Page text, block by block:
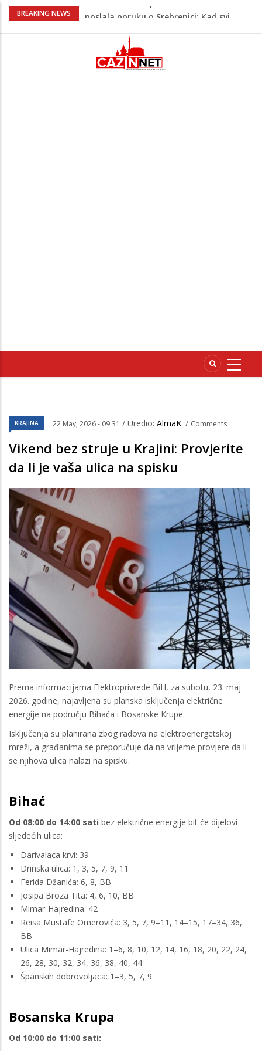
BREAKING NEWS
Na Ahiret preselio RAMIĆ (SAFETA) SENAD
BMW sa slovenskim tablicama završio u
rasvjetnom stubu
Evo gdje i kada nestaje struja u Krajini
KRAJINA 22 May, 2026 - 09:31 / Uredio: AlmaK. / Comments
Vikend bez struje u Krajini: Provjerite
da li je vaša ulica na spisku
Prema informacijama Elektroprivrede BiH, za subotu, 23. maj
2026. godine, najavljena su planska isključenja električne
energije na području Bihaća i Bosanske Krupe.
Isključenja su planirana zbog radova na elektroenergetskoj
mreži, a građanima se preporučuje da na vrijeme provjere da li
se njihova ulica nalazi na spisku.
Bihać
Od 08:00 do 14:00 sati bez električne energije bit će dijelovi
sljedećih ulica:
Darivalaca krvi: 39
Drinska ulica: 1, 3, 5, 7, 9, 11
Ferida Džanića: 6, 8, BB
Josipa Broza Tita: 4, 6, 10, BB
Mimar-Hajredina: 42
Reisa Mustafe Omerovića: 3, 5, 7, 9–11, 14–15, 17–34, 36,
BB
Ulica Mimar-Hajredina: 1–6, 8, 10, 12, 14, 16, 18, 20, 22, 24,
26, 28, 30, 32, 34, 36, 38, 40, 44
Španskih dobrovoljaca: 1–3, 5, 7, 9
Bosanska Krupa
Od 10:00 do 11:00 sati: